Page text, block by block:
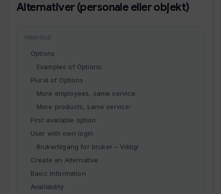
Alternativer (personale eller objekt)
INNHOLD
Options
Examples of Options:
Plural of Options
More employees, same service:
More products, same service:
First available option
User with own login
Brukertilgang for bruker – Viktig!
Create an Alternative
Basic Information
Availability